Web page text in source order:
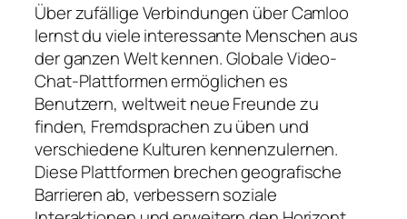
Über zufällige Verbindungen über Camloo
lernst du viele interessante Menschen aus
der ganzen Welt kennen. Globale Video-
Chat-Plattformen ermöglichen es
Benutzern, weltweit neue Freunde zu
finden, Fremdsprachen zu üben und
verschiedene Kulturen kennenzulernen.
Diese Plattformen brechen geografische
Barrieren ab, verbessern soziale